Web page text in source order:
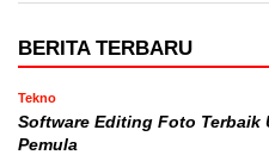
BERITA TERBARU
Tekno
Software Editing Foto Terbaik
Pemula